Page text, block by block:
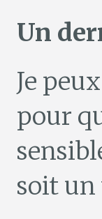
Un
Je
pour
soit un